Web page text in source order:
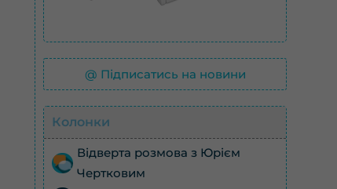
@ Підписатись на новини
Колонки
Відверта розмова з Юрієм
Чертковим